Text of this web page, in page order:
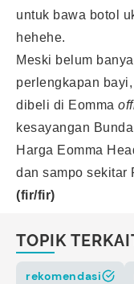
untuk bawa botol
hehehe.
Meski belum
perlengkapan
dibeli di Eomma
kesayangan
Harga Eomma
dan sampo sekitar
(fir/fir)
TOPIK
rekomendasi